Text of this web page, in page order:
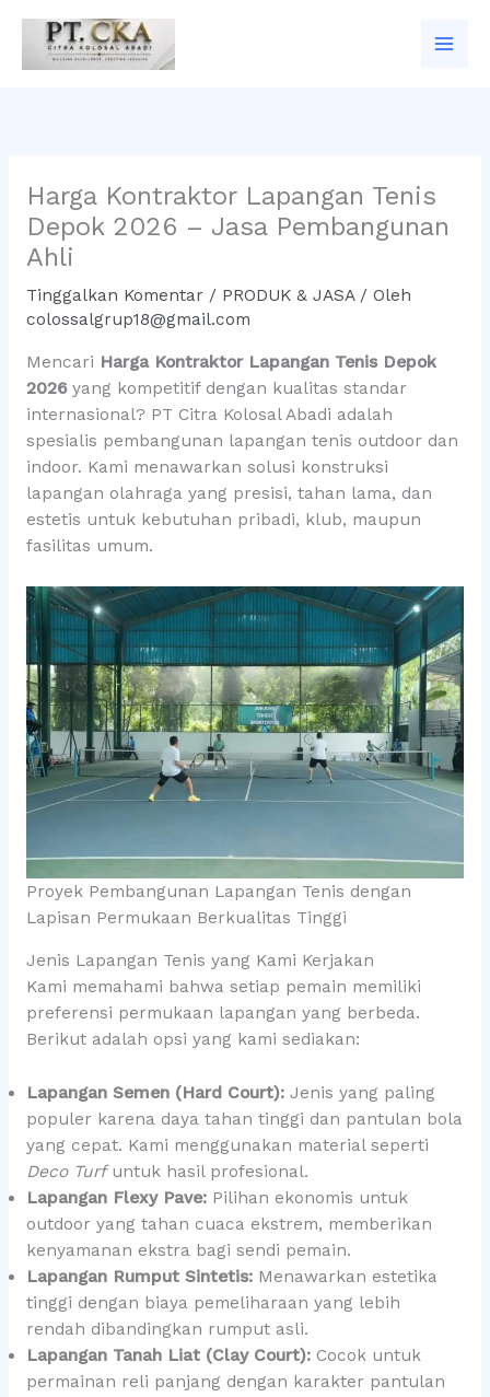
konten
Harga Kontraktor Lapangan Tenis
Depok 2026 – Jasa Pembangunan
Ahli
Tinggalkan Komentar / PRODUK & JASA/ Oleh
colossalgrup18@gmail.com
Mencari Harga Kontraktor Lapangan Tenis Depok
2026yang kompetitif dengan kualitas standar
internasional? PT Citra Kolosal Abadi adalah
spesialis pembangunan lapangan tenis outdoor dan
indoor. Kami menawarkan solusi konstruksi
lapangan olahraga yang presisi, tahan lama, dan
estetis untuk kebutuhan pribadi, klub, maupun
fasilitas umum.
Proyek Pembangunan Lapangan Tenis dengan
Lapisan Permukaan Berkualitas Tinggi
Jenis Lapangan Tenis yang Kami Kerjakan
Kami memahami bahwa setiap pemain memiliki
preferensi permukaan lapangan yang berbeda.
Berikut adalah opsi yang kami sediakan:
Lapangan Semen (Hard Court):Jenis yang paling
populer karena daya tahan tinggi dan pantulan bola
yang cepat. Kami menggunakan material seperti
Deco Turfuntuk hasil profesional.
Lapangan Flexy Pave:Pilihan ekonomis untuk
outdoor yang tahan cuaca ekstrem, memberikan
kenyamanan ekstra bagi sendi pemain.
Lapangan Rumput Sintetis:Menawarkan estetika
tinggi dengan biaya pemeliharaan yang lebih
rendah dibandingkan rumput asli.
Lapangan Tanah Liat (Clay Court):Cocok untuk
permainan reli panjang dengan karakter pantulan